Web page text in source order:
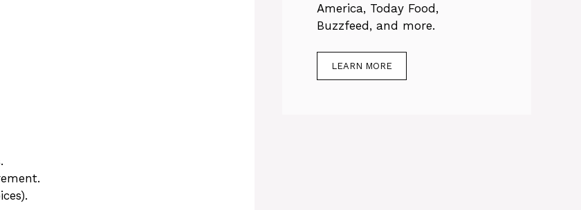
America, Today Food,
Buzzfeed, and more.
LEARN MORE